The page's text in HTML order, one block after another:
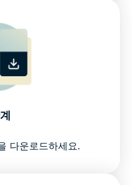
다운로드하세요.